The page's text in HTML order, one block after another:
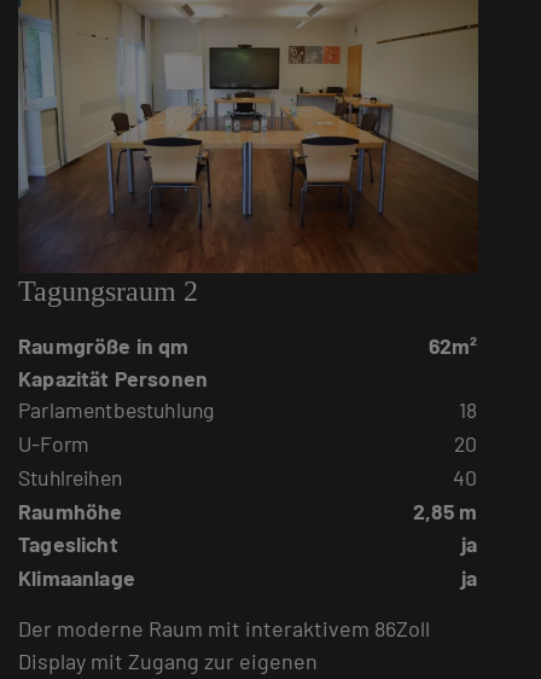
Tagungsraum 2
Raumgröße in qm
62m²
Kapazität Personen
Parlamentbestuhlung
18
U-Form
20
Stuhlreihen
40
Raumhöhe
2,85 m
Tageslicht
ja
Klimaanlage
ja
Der moderne Raum mit interaktivem 86Zoll
Display mit Zugang zur eigenen